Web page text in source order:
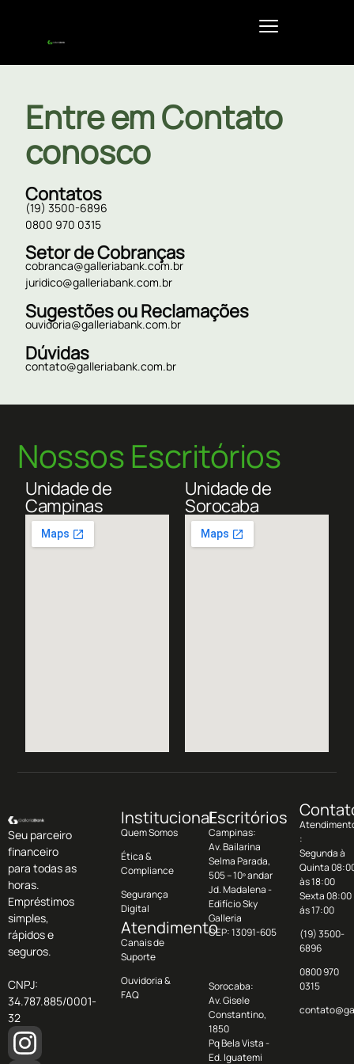
Entre em Contato
conosco
Contatos
(19) 3500-6896
0800 970 0315
Setor de Cobranças
cobranca@galleriabank.com.br
juridico@galleriabank.com.br
Sugestões ou Reclamações
ouvidoria@galleriabank.com.br
Dúvidas
contato@galleriabank.com.br
Nossos Escritórios
Unidade de
Campinas
Unidade de
Sorocaba
Seu parceiro
financeiro
para todas as
horas.
Empréstimos
simples,
rápidos e
seguros.
CNPJ:
34.787.885/0001-
32
Institucional
Quem Somos
Ética &
Compliance
Segurança
Digital
Atendimento
Canais de
Suporte
Ouvidoria &
FAQ
Escritórios
Campinas:
Av. Bailarina
Selma Parada,
505 – 10º andar
Jd. Madalena -
Edifício Sky
Galleria
CEP: 13091-605
Sorocaba:
Av. Gisele
Constantino,
1850
Pq Bela Vista -
Ed. Iguatemi
:
Segunda à
Quinta
às 18:00
Sexta 08:00
ás 17:00
(19) 3500-
6896
0800 970
0315